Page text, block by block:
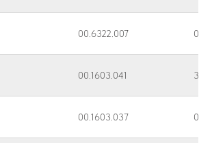
00.6322.007 0-
00.1603.041
00.1603.037 0-